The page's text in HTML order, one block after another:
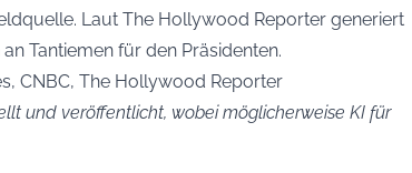
Laut The Hollywood Reporter generiert
Tantiemen für den Präsidenten.
CNBC, The Hollywood Reporter
und veröffentlicht, wobei möglicherweise KI für